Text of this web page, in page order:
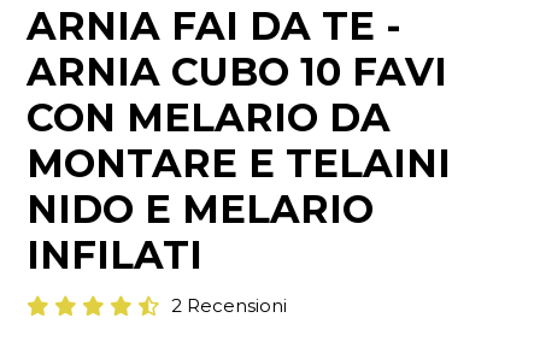
ARNIA FAI DA TE -
ARNIA CUBO 10 FAVI
CON MELARIO DA
MONTARE E TELAINI
NIDO E MELARIO
INFILATI
2 Recensioni